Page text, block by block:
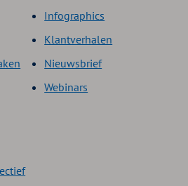
Infographics
Klantverhalen
Nieuwsbrief
Webinars